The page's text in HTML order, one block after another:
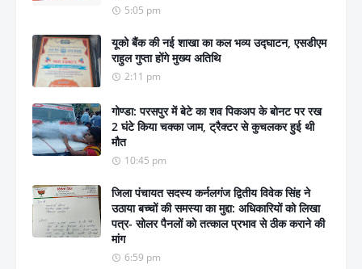
5:05 pm
यूको बैंक की नई शाखा का कल भव्य उद्घाटन, एसडीएम
राहुल गुप्ता होंगे मुख्य अतिथि
2:11 pm
गोण्डा: परसपुर में बेटे का शव पिकअप के बोनट पर रख
2 घंटे किया चक्का जाम, ट्रैक्टर से कुचलकर हुई थी
मौत
10:45 pm
जिला पंचायत सदस्य कर्नलगंज द्वितीय विवेक सिंह ने
उठाया बच्चों की समस्या का मुद्दा: अधिकारियों को लिखा
पत्र- सोलर पैनलों को तत्काल प्रभाव से ठीक कराने की
मांग
6:59 pm